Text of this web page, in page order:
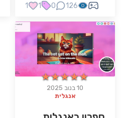
126
0
1
1
★★★★★
★★★★★
10 בנוב 2025
אנגלית